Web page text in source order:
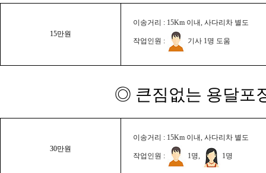
15만원
이송거리 : 15Km 이내, 사다리차 별도
작업인원 : 기사 1명 도움
◎ 큰짐없는 용달포
30만원
이송거리 : 15Km 이내, 사다리차 별도
작업인원 : 1명, 1명